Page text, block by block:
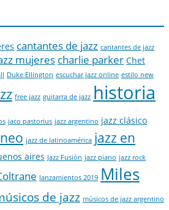
cantantes de jazz cantantes de jazz
mujeres charlie parker Chet
Duke Ellington escuchar jazz online estilo new
free jazz guitarra de jazz historia
jaco pastorius jazz argentino jazz clásico
jazz de latinoamérica jazz en
aires Jazz Fusión jazz piano jazz rock
lanzamientos 2019 Miles
de jazz músicos de jazz argentino